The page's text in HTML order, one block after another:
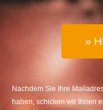
»
Nachdem Sie Ihre
haben, schicken wir Ihnen